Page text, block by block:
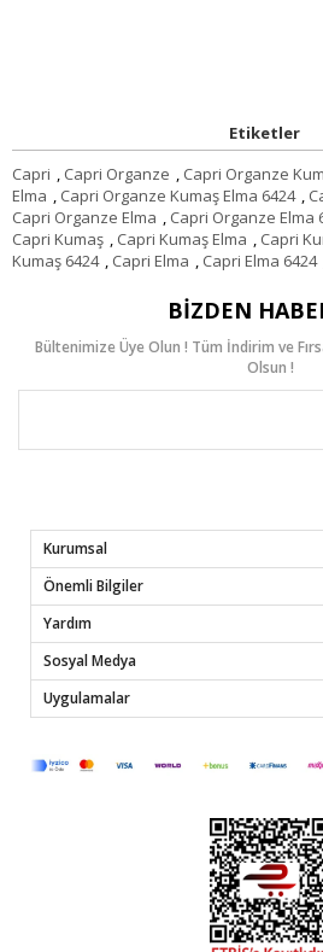
Etiketler
Capri , Capri Organze , Capri Organze
Elma , Capri Organze Kumaş Elma 6424 ,
Capri Organze Elma , Capri Organze Elma
Capri Kumaş , Capri Kumaş Elma , Capri
Kumaş 6424 , Capri Elma , Capri Elma 6424
BIZDEN
Bültenimize Üye Olun ! Tüm İndirim ve
Olsun !
Kurumsal
Önemli Bilgiler
Yardım
Sosyal Medya
Uygulamalar